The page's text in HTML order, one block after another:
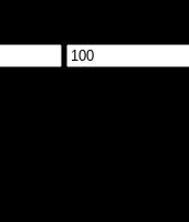
Højeste
pris